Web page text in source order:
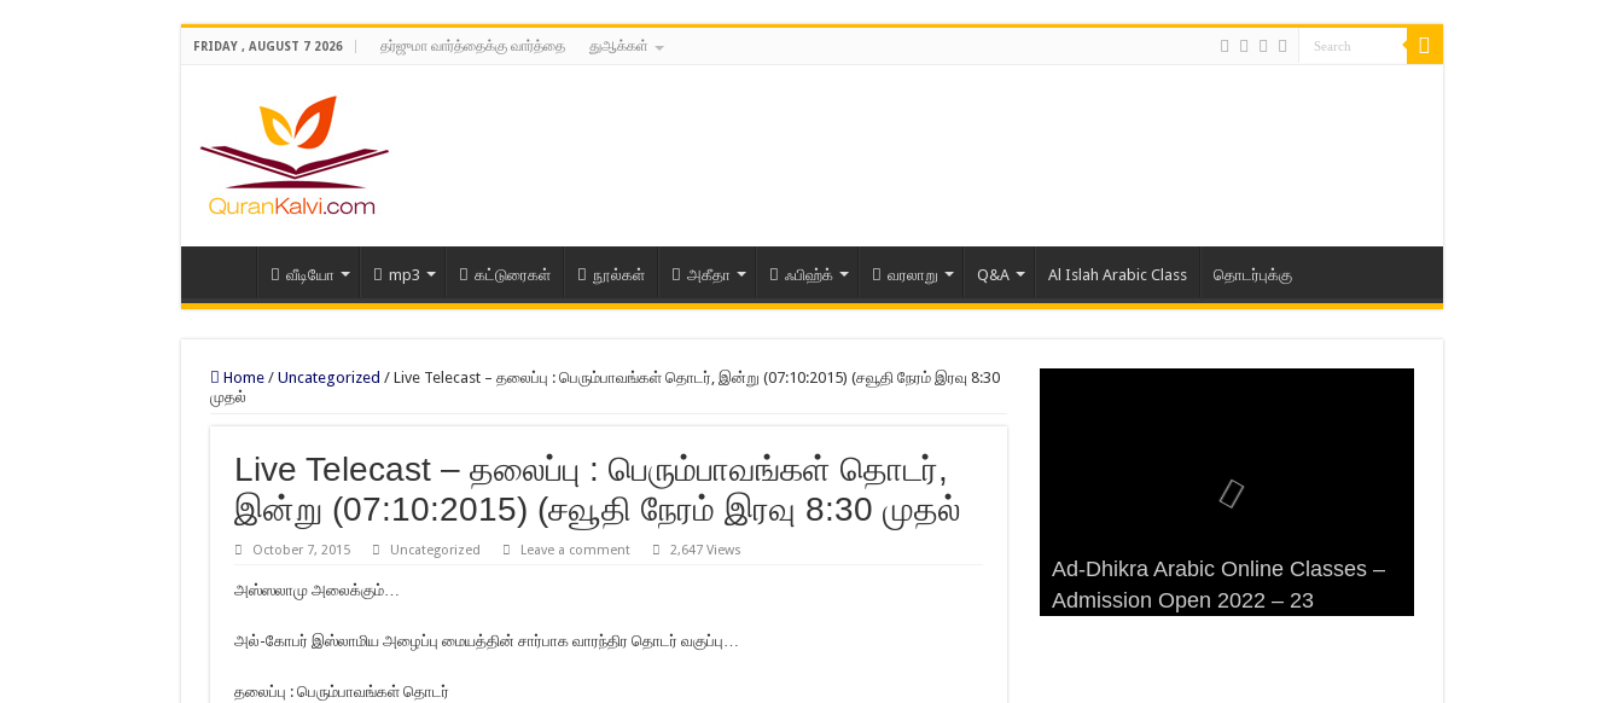
FRIDAY , AUGUST 7 2026 தர்ஜுமா வார்த்தைக்கு வார்த்தை துஆக்கள்
வீடியோ mp3 கட்டுரைகள் நூல்கள் அகீதா ஃபிஹ்க் வரலாறு Q&A Al Islah Arabic Class தொடர்புக்கு
Home / Uncategorized / Live Telecast – தலைப்பு : பெரும்பாவங்கள் தொடர், இன்று (07:10:2015) (சவூதி நேரம் இரவு 8:30
முதல்
Live Telecast – தலைப்பு : பெரும்பாவங்கள் தொடர்,
இன்று (07:10:2015) (சவூதி நேரம் இரவு 8:30 முதல்
October 7, 2015 Uncategorized Leave a comment 2,647 Views
அஸ்ஸலாமு அலைக்கும்…
அல்-கோபர் இஸ்லாமிய அழைப்பு மையத்தின் சார்பாக வாரந்திர தொடர் வகுப்பு…
தலைப்பு : பெரும்பாவங்கள் தொடர்
Ad-Dhikra Arabic Online Classes –
Admission Open 2022 – 23
Ad-Dhikra Arabic Online Classes –
BA Arabic
AD DHIKRA ARABIC COLLEGE
ADMISSION
Hajiri Masjid (Kuwait Masjid), Malaz,
Riyadh